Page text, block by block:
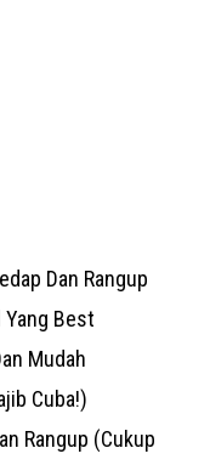
Dan Rangup
Best
Mudah
Cuba!)
Rangup (Cukup